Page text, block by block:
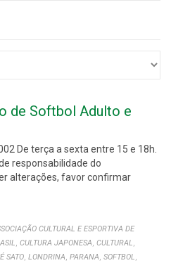
de Softbol Adulto e
De terça a sexta entre 15 e 18h.
responsabilidade do
alterações, favor confirmar
CULTURAL E ESPORTIVA DE
, CULTURA JAPONESA, CULTURAL,
SATO, LONDRINA, PARANA, SOFTBOL,